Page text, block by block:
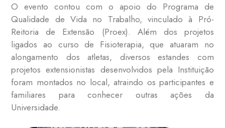
O evento contou com o apoio do Programa de
Qualidade de Vida no Trabalho, vinculado à Pró-
Reitoria de Extensão (Proex). Além dos projetos
ligados ao curso de Fisioterapia, que atuaram no
alongamento dos atletas, diversos estandes com
projetos extensionistas desenvolvidos pela Instituição
foram montados no local, atraindo os participantes e
familiares para conhecer outras ações da
Universidade.